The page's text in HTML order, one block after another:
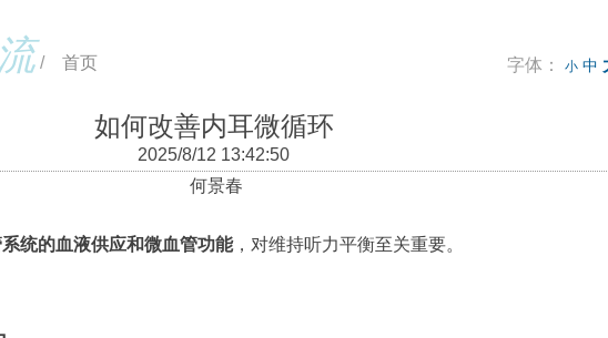
/首页 字体：小 中
如何改善内耳微循环
2025/8/12 13:42:50
何景春
统的血液供应和微血管功能，对维持听力平衡至关重要。